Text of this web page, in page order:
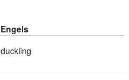
Engels
duckling